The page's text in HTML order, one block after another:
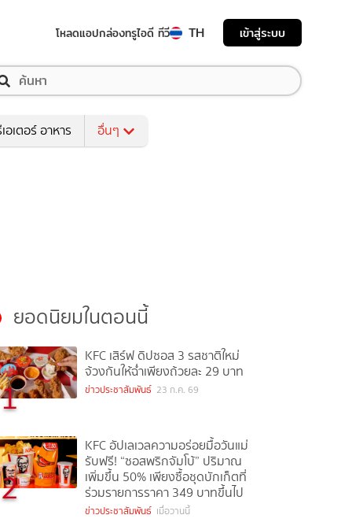
โหลดแอปกล่องทรูไอดี ทีวี TH เข้าสู่ระบบ
อเตอร์ อาหาร อื่นๆ
ยอดนิยมในตอนนี้
1
KFC เสิร์ฟ ดิปซอส 3 รสชาติใหม่
จ้วงกันให้ฉ่ำเพียงถ้วยละ 29 บาท
ข่าวประชาสัมพันธ์ 23 ก.ค. 69
2
KFC อัปเลเวลความอร่อยมื้อวันแม่
รับฟรี! “ซอสพริกจัมโบ้” ปริมาณ
เพิ่มขึ้น 50% เพียงซื้อชุดบักเก็ตที่
ร่วมรายการราคา 349 บาทขึ้นไป
ข่าวประชาสัมพันธ์ เมื่อวานนี้